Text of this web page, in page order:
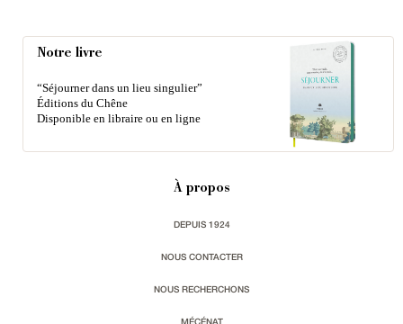
Notre livre
“Séjourner dans un lieu singulier”
Éditions du Chêne
Disponible en libraire ou en ligne
À propos
DEPUIS 1924
NOUS CONTACTER
NOUS RECHERCHONS
MÉCÉNAT